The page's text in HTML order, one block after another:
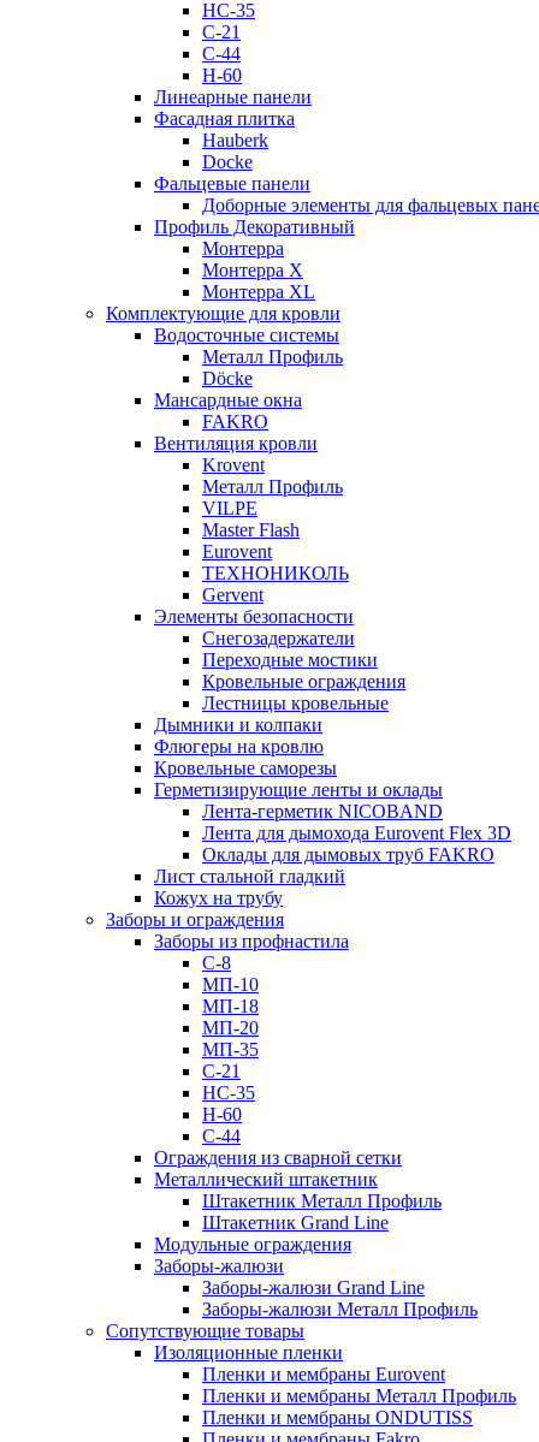
НС-35
С-21
С-44
Н-60
Линеарные панели
Фасадная плитка
Hauberk
Docke
Фальцевые панели
Доборные элементы для фальцевых
Профиль Декоративный
Монтерра
Монтерра X
Монтерра XL
Комплектующие для кровли
Водосточные системы
Металл Профиль
Döcke
Мансардные окна
FAKRO
Вентиляция кровли
Krovent
Металл Профиль
VILPE
Master Flash
Eurovent
ТЕХНОНИКОЛЬ
Gervent
Элементы безопасности
Снегозадержатели
Переходные мостики
Кровельные ограждения
Лестницы кровельные
Дымники и колпаки
Флюгеры на кровлю
Кровельные саморезы
Герметизирующие ленты и оклады
Лента-герметик NICOBAND
Лента для дымохода Eurovent Flex 3D
Оклады для дымовых труб FAKRO
Лист стальной гладкий
Кожух на трубу
Заборы и ограждения
Заборы из профнастила
С-8
МП-10
МП-18
МП-20
МП-35
С-21
НС-35
Н-60
С-44
Ограждения из сварной сетки
Металлический штакетник
Штакетник Металл Профиль
Штакетник Grand Line
Модульные ограждения
Заборы-жалюзи
Заборы-жалюзи Grand Line
Заборы-жалюзи Металл Профиль
Сопутствующие товары
Изоляционные пленки
Пленки и мембраны Eurovent
Пленки и мембраны Металл Профиль
Пленки и мембраны ONDUTISS